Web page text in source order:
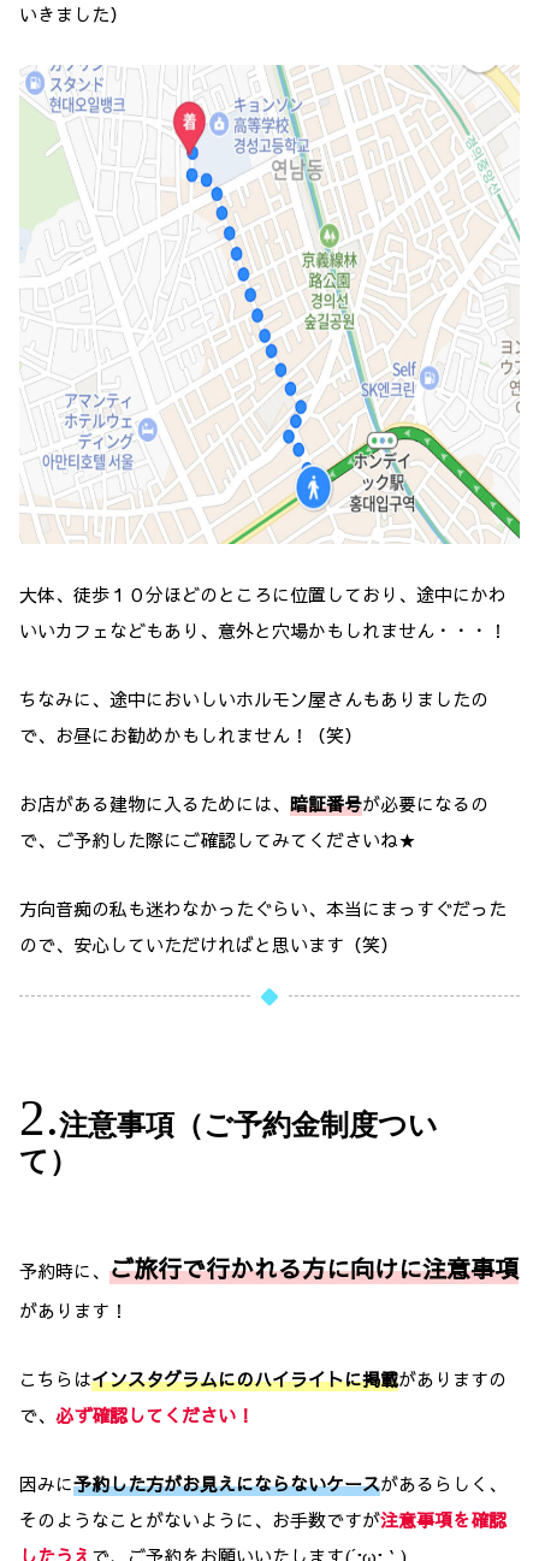
いきました）
大体、徒歩１０分ほどのところに位置しており、途中にかわ
いいカフェなどもあり、意外と穴場かもしれません・・・！
ちなみに、途中においしいホルモン屋さんもありましたの
で、お昼にお勧めかもしれません！（笑）
お店がある建物に入るためには、 暗証番号が必要になるの
で、ご予約した際にご確認してみてくださいね★
方向音痴の私も迷わなかったぐらい、本当にまっすぐだった
ので、安心していただければと思います（笑）
注意事項（ご予約金制度つい
て）
予約時に、 ご旅行で行かれる方に向けに注意事項
があります！
こちらはインスタグラムにのハイライトに掲載がありますの
で、 必ず確認してください！
因みに予約した方がお見えにならないケースがあるらしく、
そのようなことがないように、お手数ですが注意事項を確認
したうえ で、ご予約をお願いいたします(´;ω;｀)